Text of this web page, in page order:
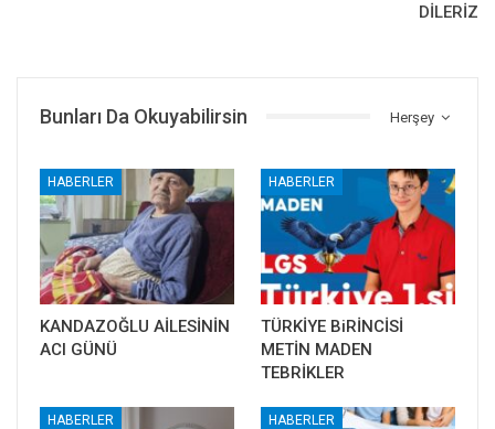
DİLERİZ
Herşey
Bunları Da Okuyabilirsin
HABERLER
KANDAZOĞLU AİLESİNİN
ACI GÜNÜ
HABERLER
TÜRKİYE BiRİNCİSİ
METİN MADEN
TEBRİKLER
HABERLER HABERLER